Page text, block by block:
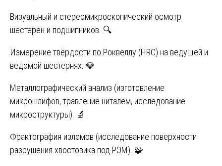
Визуальный и стереомикроскопический осмотр
шестерён и подшипников. 🔍
Измерение твёрдости по Роквеллу (HRC) на ведущей и
ведомой шестернях. 💎
Металлографический анализ (изготовление
микрошлифов, травление ниталем, исследование
микроструктуры). 🔬
Фрактография изломов (исследование поверхности
разрушения хвостовика под РЭМ). 🧩